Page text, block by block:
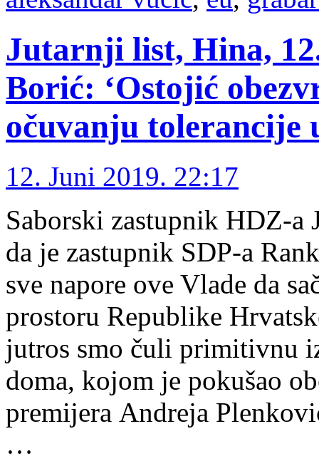
Jutarnji list, Hina,
Borić: ‘Ostojić
očuvanju tolerancije
12. Juni 2019. 22:17
Saborski zastupnik HDZ-
da je zastupnik SDP-a
sve napore ove Vlade da
prostoru Republike
jutros smo čuli primitivnu
doma, kojom je pokušao
premijera Andreja
…